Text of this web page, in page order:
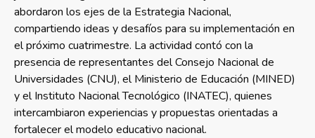
abordaron los ejes de la Estrategia Nacional,
compartiendo ideas y desafíos para su implementación en
el próximo cuatrimestre. La actividad contó con la
presencia de representantes del Consejo Nacional de
Universidades (CNU), el Ministerio de Educación (MINED)
y el Instituto Nacional Tecnológico (INATEC), quienes
intercambiaron experiencias y propuestas orientadas a
fortalecer el modelo educativo nacional.